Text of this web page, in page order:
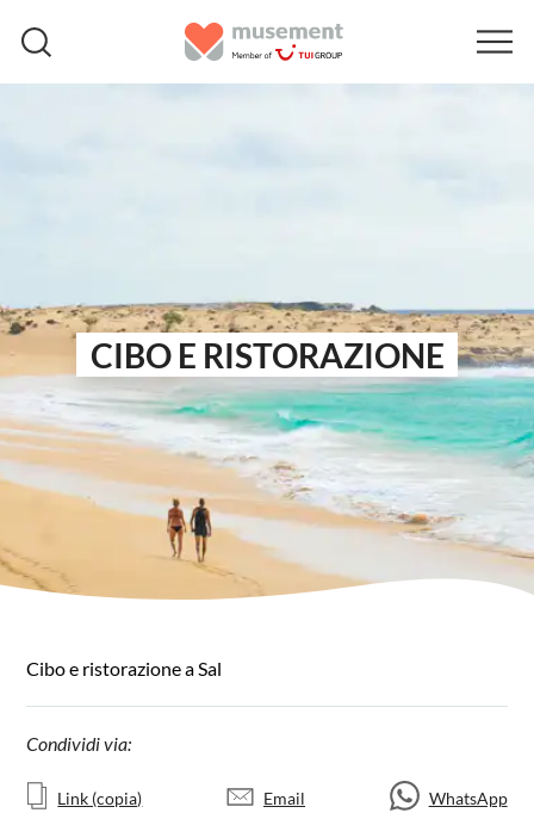
CIBO E RISTORAZIONE
Cibo e ristorazione a Sal
Condividi via:
Link (copia) Email WhatsApp